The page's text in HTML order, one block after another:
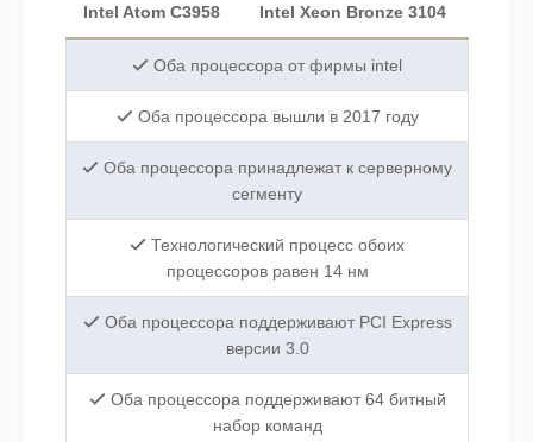
Intel Atom C3958 Intel Xeon Bronze 3104
Оба процессора от фирмы intel
Оба процессора вышли в 2017 году
Оба процессора принадлежат к серверному
сегменту
Технологический процесс обоих
процессоров равен 14 нм
Оба процессора поддерживают PCI Express
версии 3.0
Оба процессора поддерживают 64 битный
набор команд